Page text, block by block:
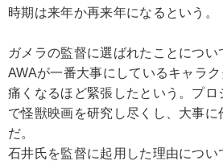
時期は来年か再来年になるという。
ガメラの監督に選ばれたことにつ
AWAが一番大事にしているキャラ
痛くなるほど緊張したという。プロ
で怪獣映画を研究し尽くし、大事に
だ。
石井氏を監督に起用した理由につ